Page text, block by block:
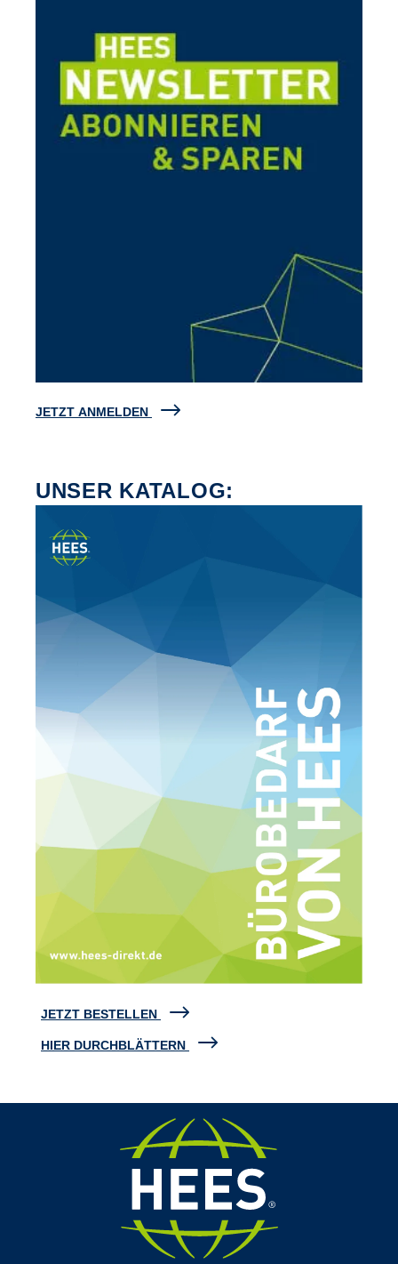
JETZT ANMELDEN
UNSER KATALOG:
JETZT BESTELLEN
HIER DURCHBLÄTTERN